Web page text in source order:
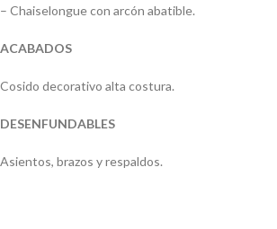
– Chaiselongue con arcón abatible.
ACABADOS
Cosido decorativo alta costura.
DESENFUNDABLES
Asientos, brazos y respaldos.